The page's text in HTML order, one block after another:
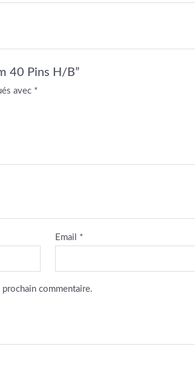
40 Pins H/B”
avec *
Email *
commentaire.